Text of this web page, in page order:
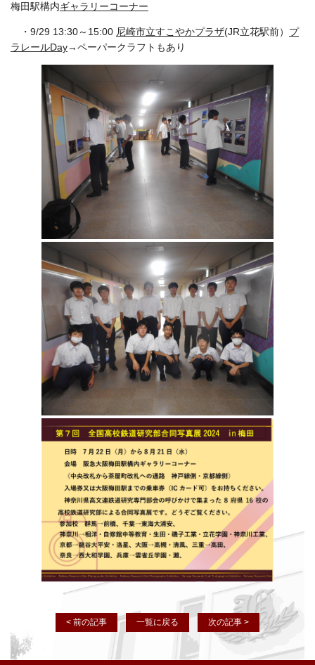
梅田駅構内ギャラリーコーナー
・9/29 13:30～15:00 尼崎市立すこやかプラザ(JR立花駅前） プ
ラレールDay→ペーパークラフトもあり
< 前の記事 一覧に戻る 次の記事 >